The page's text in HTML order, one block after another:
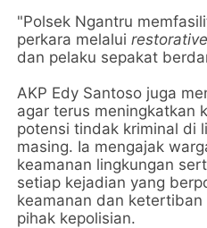
"Polsek Ngantru
perkara melalui
dan pelaku sepakat
AKP Edy Santoso juga
agar terus meningkatkan
potensi tindak kriminal di
masing. Ia mengajak
keamanan lingkungan
setiap kejadian yang
keamanan dan
pihak kepolisian.